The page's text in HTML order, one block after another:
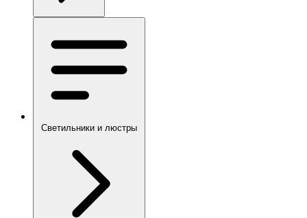
Светильники и люстры